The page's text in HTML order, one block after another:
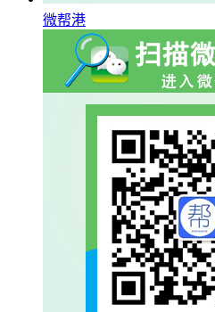
微帮港